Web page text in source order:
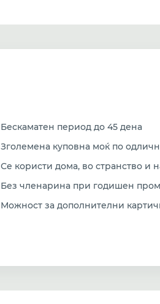
Бескаматен период до 45 дена
Зголемена куповна моќ по
Се користи дома, во странство и
Без членарина при годишен
Можност за дополнителни